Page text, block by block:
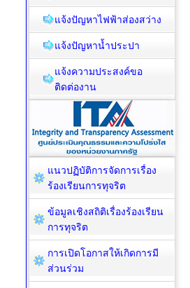
แจ้งปัญหาไฟฟ้าส่องสว่าง
แจ้งปัญหาน้ำประปา
แจ้งความประสงค์ขอ
ติดต่องาน
แนวปฏิบัติการจัดการเรื่อง
ร้องเรียนการทุจริต
ข้อมูลเชิงสถิติเรื่องร้องเรียน
การทุจริต
การเปิดโอกาสให้เกิดการมี
ส่วนร่วม